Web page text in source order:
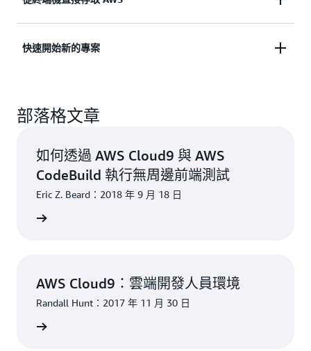
掛程式。AWS Cloud9 還提供可在本機測試和偵錯
AWS Cloud9 隨附終端機，該終端機包含託管開發環
快速開始新的專案
Cloud9 開發環境已預先封裝 40 多種程式設計語言工
Ruby、Go 和 C++。此工具能讓您在最短的時間內開
始撰寫常用應用程式堆疊的程式碼，無需為開發機器
安裝或設定檔案、SDK 和外掛程式。由於 Cloud9 在
雲端執行，因此您可以輕鬆維護多個開發環境來隔離
專案的資源。
部落格文章
如何透過 AWS Cloud9 與 AWS
CodeBuild 執行無周邊前端測試
Eric Z. Beard：2018 年 9 月 18 日
AWS Cloud9：雲端開發人員環境
Randall Hunt：2017 年 11 月 30 日